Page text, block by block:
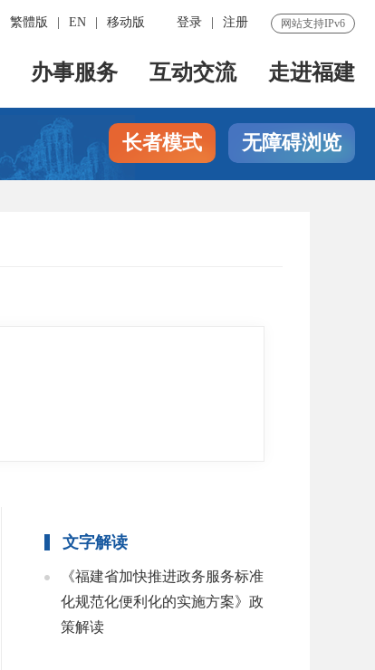
网站支持IPv6
登录 注册
繁體版 EN 移动版
办事服务 互动交流 走进福建
长者模式 无障碍浏览
文字解读
《福建省加快推进政务服务标准
化规范化便利化的实施方案》政
策解读